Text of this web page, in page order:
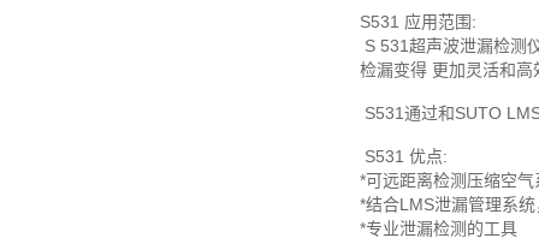
S531 应用范围:
S 531超声波泄漏检测
检漏变得 更加灵活和高
S531通过和SUTO
S531 优点:
*可远距离检测压缩空气
*结合LMS泄漏管理系
*专业泄漏检测的工具